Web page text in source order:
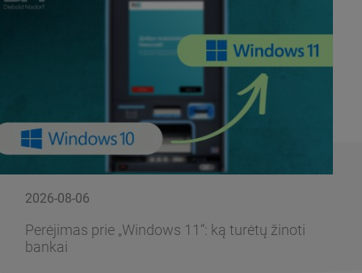
2026-08-06
Perėjimas prie „Windows 11“: ką turėtų žinoti
bankai